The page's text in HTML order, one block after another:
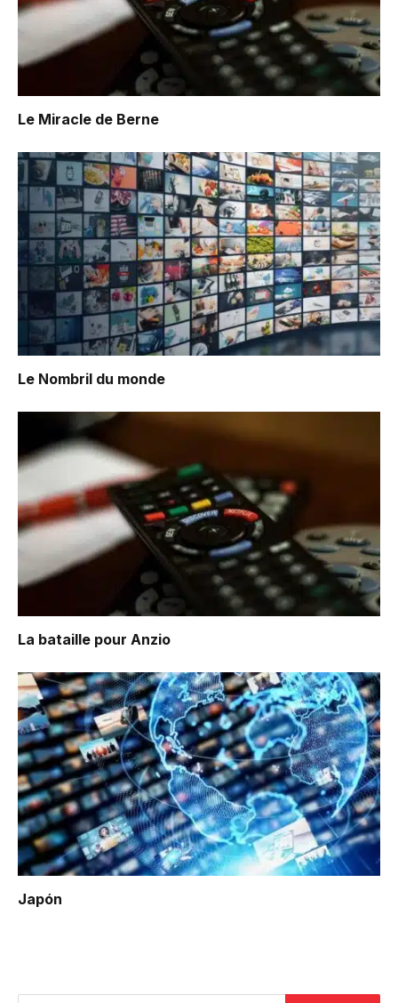
Le Miracle de Berne
Le Nombril du monde
La bataille pour Anzio
Japón